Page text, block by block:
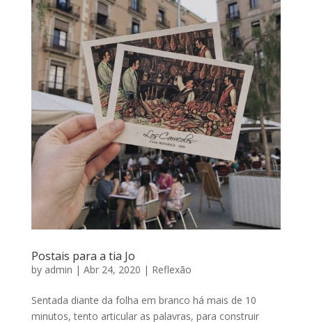
Postais para a tia Jo
by admin | Abr 24, 2020 | Reflexão
Sentada diante da folha em branco há mais de 10
minutos, tento articular as palavras, para construir